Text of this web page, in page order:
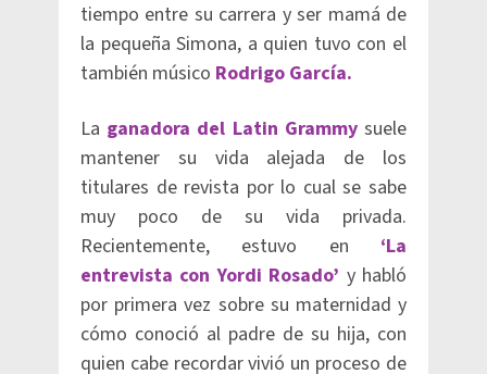
tiempo entre su carrera y ser mamá de
la pequeña Simona, a quien tuvo con el
también músico Rodrigo García.
La ganadora del Latin Grammysuele
mantener su vida alejada de los
titulares de revista por lo cual se sabe
muy poco de su vida privada.
Recientemente, estuvo en ‘La
entrevista con Yordi Rosado’ y habló
por primera vez sobre su maternidad y
cómo conoció al padre de su hija, con
quien cabe recordar vivió un proceso de